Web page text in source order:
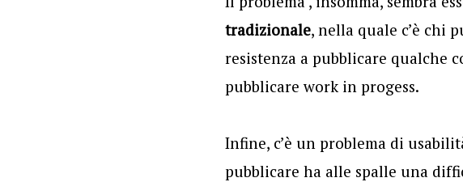
tradizionale, nella quale c’è chi
resistenza a pubblicare qualche
pubblicare work in progess.
Infine, c’è un problema di
pubblicare ha alle spalle una